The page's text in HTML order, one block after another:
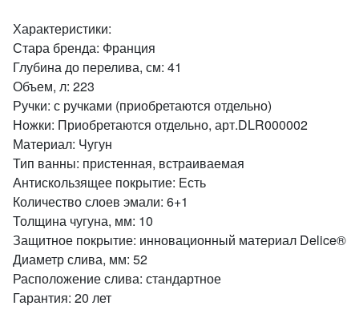
Характеристики:
Стара бренда: Франция
Глубина до перелива, см: 41
Объем, л: 223
Ручки: с ручками (приобретаются отдельно)
Ножки: Приобретаются отдельно, арт.DLR000002
Материал: Чугун
Тип ванны: пристенная, встраиваемая
Антискользящее покрытие: Есть
Количество слоев эмали: 6+1
Толщина чугуна, мм: 10
Защитное покрытие: инновационный материал Delice®
Диаметр слива, мм: 52
Расположение слива: стандартное
Гарантия: 20 лет